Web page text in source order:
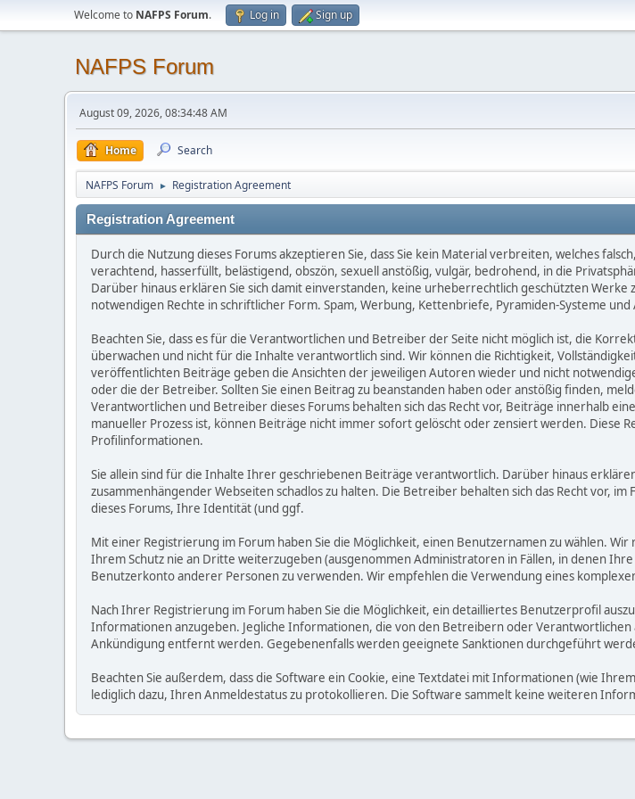
Welcome to NAFPS Forum. Log in Sign up
NAFPS Forum
August 09, 2026, 08:34:48 AM
Home Search
NAFPS Forum ► Registration Agreement
Registration Agreement
Durch die Nutzung dieses Forums akzeptieren Sie, dass Sie kein Material verbreiten, welches
verachtend, hasserfüllt, belästigend, obszön, sexuell anstößig, vulgär, bedrohend, in die
Darüber hinaus erklären Sie sich damit einverstanden, keine urheberrechtlich geschützten
notwendigen Rechte in schriftlicher Form. Spam, Werbung, Kettenbriefe, Pyramiden-Systeme
Beachten Sie, dass es für die Verantwortlichen und Betreiber der Seite nicht möglich ist, die
überwachen und nicht für die Inhalte verantwortlich sind. Wir können die Richtigkeit,
veröffentlichten Beiträge geben die Ansichten der jeweiligen Autoren wieder und nicht
oder die der Betreiber. Sollten Sie einen Beitrag zu beanstanden haben oder anstößig finden,
Verantwortlichen und Betreiber dieses Forums behalten sich das Recht vor, Beiträge innerhalb
manueller Prozess ist, können Beiträge nicht immer sofort gelöscht oder zensiert werden.
Profilinformationen.
Sie allein sind für die Inhalte Ihrer geschriebenen Beiträge verantwortlich. Darüber hinaus
zusammenhängender Webseiten schadlos zu halten. Die Betreiber behalten sich das Recht vor,
dieses Forums, Ihre Identität (und ggf.
Mit einer Registrierung im Forum haben Sie die Möglichkeit, einen Benutzernamen zu wählen.
Ihrem Schutz nie an Dritte weiterzugeben (ausgenommen Administratoren in Fällen, in denen
Benutzerkonto anderer Personen zu verwenden. Wir empfehlen die Verwendung eines
Nach Ihrer Registrierung im Forum haben Sie die Möglichkeit, ein detailliertes Benutzerprofil
Informationen anzugeben. Jegliche Informationen, die von den Betreibern oder
Ankündigung entfernt werden. Gegebenenfalls werden geeignete Sanktionen durchgeführt
Beachten Sie außerdem, dass die Software ein Cookie, eine Textdatei mit Informationen (wie
lediglich dazu, Ihren Anmeldestatus zu protokollieren. Die Software sammelt keine weiteren